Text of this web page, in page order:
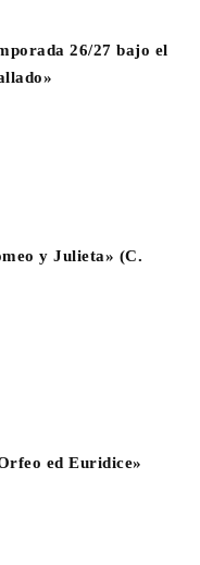
26/27 bajo el
y Julieta» (C.
ed Euridice»